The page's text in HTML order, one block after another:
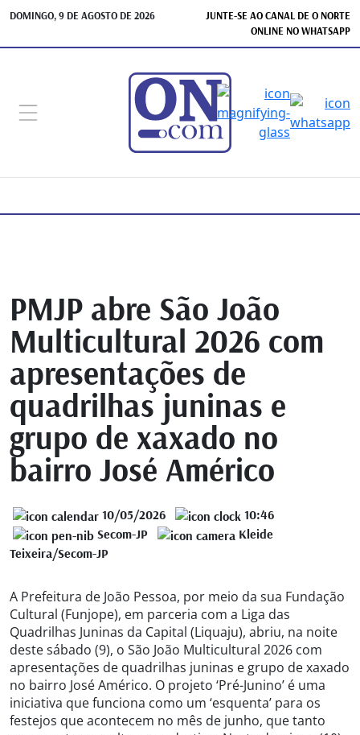
DOMINGO, 9 DE AGOSTO DE 2026
JUNTE-SE AO CANAL DE O NORTE
ONLINE NO WHATSAPP
PMJP abre São João
Multicultural 2026 com
apresentações de
quadrilhas juninas e
grupo de xaxado no
bairro José Américo
10/05/2026
10:46
Secom-JP
Kleide
Teixeira/Secom-JP
A Prefeitura de João Pessoa, por meio da sua Fundação
Cultural (Funjope), em parceria com a Liga das
Quadrilhas Juninas da Capital (Liquaju), abriu, na noite
deste sábado (9), o São João Multicultural 2026 com
apresentações de quadrilhas juninas e grupo de xaxado
no bairro José Américo. O projeto ‘Pré-Junino’ é uma
iniciativa que funciona como um ‘esquenta’ para os
festejos que acontecem no mês de junho, que tanto